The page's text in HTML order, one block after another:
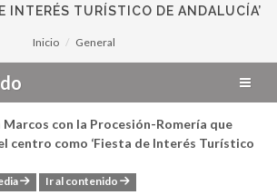
INTERÉS TURÍSTICO DE ANDALUCÍA’
Inicio General
Marcos con la Procesión-Romería que
centro como ‘Fiesta de Interés Turístico
Ir al contenido